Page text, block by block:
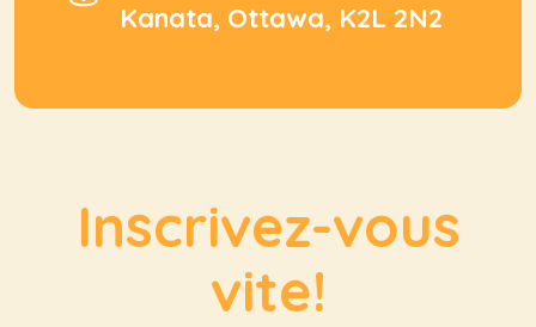
Kanata, Ottawa, K2L 2N2
Inscrivez-vous
vite!